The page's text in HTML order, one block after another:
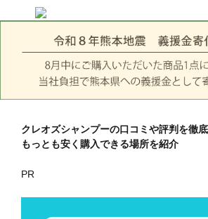
クレオズシャンプーの口コミや評判を徹
もっとも安く購入できる場所を紹介
PR